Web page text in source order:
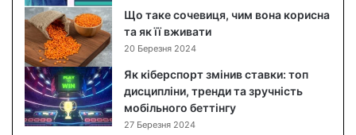
п
о
к
р
о
к
о
в
Що таке сочевиця, чим вона корисна
та як її вживати
20 Березня 2024
Як кіберспорт змінив ставки: топ
дисципліни, тренди та зручність
мобільного беттінгу
27 Березня 2024